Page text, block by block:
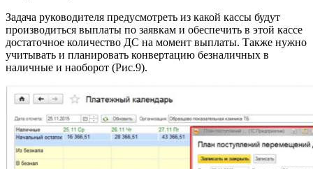
Задача руководителя предусмотреть из какой кассы будут
производиться выплаты по заявкам и обеспечить в этой кассе
достаточное количество ДС на момент выплаты. Также нужно
учитывать и планировать конвертацию безналичных в
наличные и наоборот (Рис.9).